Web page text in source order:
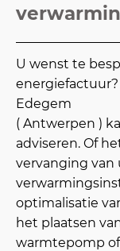
U wenst te
energiefactuur?
Edegem
( Antwerpen )
adviseren. Of
vervanging van
optimalisatie
het plaatsen
warmtepomp